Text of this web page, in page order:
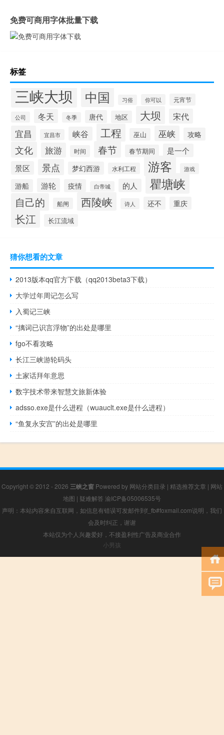
免费可商用字体批量下载
标签
三峡大坝 中国 习俗 你可以 元宵节
公司 冬天 冬季 唐代 地区 大坝 宋代
宜昌 宜昌市 峡谷 工程 巫山 巫峡 攻略
文化 旅游 时间 春节 春节期间
是一个
景区
景点 梦幻西游 水利工程 游客 游戏
游船 游轮 疫情 白帝城 的人 瞿塘峡
自己的 船闸 西陵峡 诗人 还不 重庆
长江 长江流域
猜你想看的文章
2013版本qq官方下载（qq2013beta3下载）
大学过年周记怎么写
入蜀记三峡
“摛词已识言浮物”的出处是哪里
fgo不看攻略
长江三峡游轮码头
土家话拜年意思
数字技术带来智慧文旅新体验
adsso.exe是什么进程（wuauclt.exe是什么进程）
“鱼复永安宫”的出处是哪里
Copyright © 2012 - 2026 三峡之窗 Powered by 网站分类目录 | 精选推荐文章 | 网站
地图 | 疑难解答 渝ICP备05006535号
声明：本站内容来自互联网，如信息有错误可发邮件到f_fb#foxmail.com说明，我们
会及时纠正，谢谢
本站仅为个人兴趣爱好，不接盈利性广告及商业合作
小男孩